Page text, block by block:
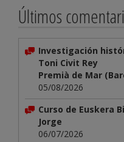
Últimos
Investigación
Toni Civit Rey
Premià de Mar
05/08/2026
Curso de Euskera
Jorge
06/07/2026